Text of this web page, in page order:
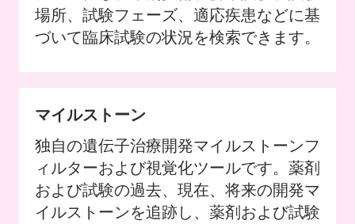
場所、試験フェーズ、適応疾患などに基
づいて臨床試験の状況を検索できます。
マイルストーン
独自の遺伝子治療開発マイルストーンフ
ィルターおよび視覚化ツールです。薬剤
および試験の過去、現在、将来の開発マ
イルストーンを追跡し、薬剤および試験